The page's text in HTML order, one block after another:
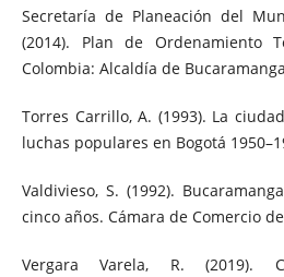
Secretaría de Planeación del
(2014). Plan de Ordenamiento
Colombia: Alcaldía de
Torres Carrillo, A. (1993). La
luchas populares en Bogotá
Valdivieso, S. (1992).
cinco años. Cámara de Comercio
Vergara Varela, R. (2019).